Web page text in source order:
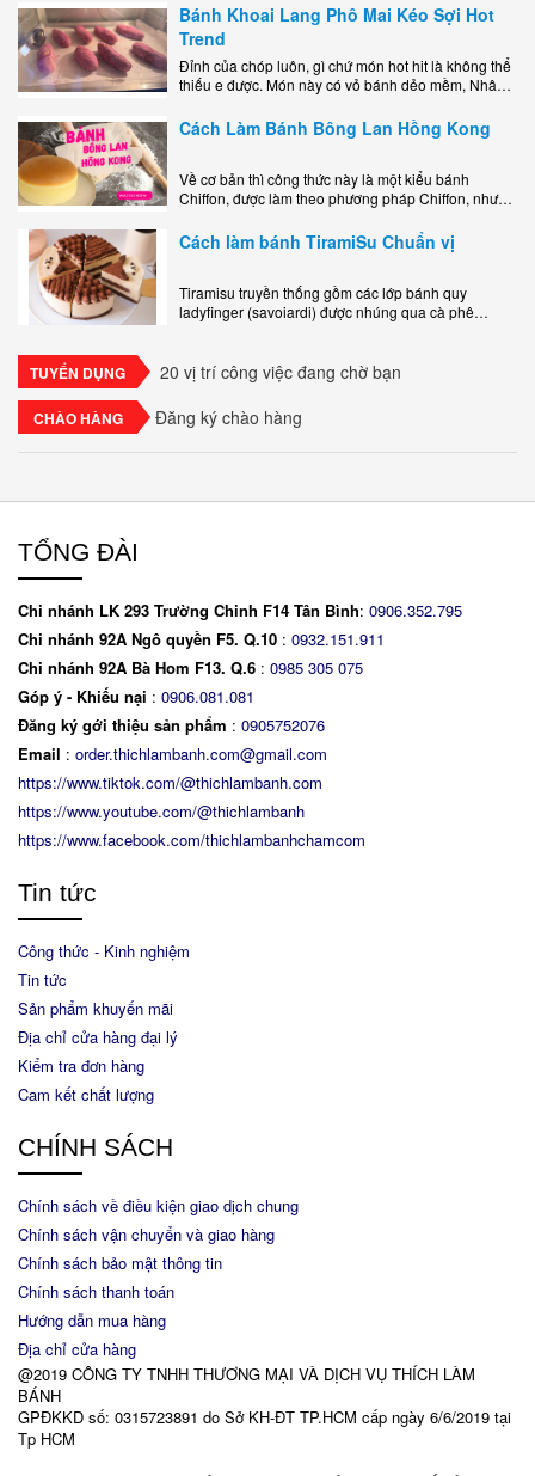
Bánh Khoai Lang Phô Mai Kéo Sợi Hot
Trend
Đỉnh của chóp luôn, gì chứ món hot hit là không thể
thiếu e được. Món này có vỏ bánh dẻo mềm, Nhân
Cách Làm Bánh Bông Lan Hồng Kong
Về cơ bản thì công thức này là một kiểu bánh
Chiffon, được làm theo phương pháp Chiffon, nhưng
ngon, làm..
Cách làm bánh TiramiSu Chuẩn vị
Tiramisu truyền thống gồm các lớp bánh quy
ladyfinger (savoiardi) được nhúng qua cà phê
TUYỂN DỤNG 20 vị trí công việc đang chờ bạn
CHÀO HÀNG Đăng ký chào hàng
TỔNG ĐÀI
Chi nhánh LK 293 Trường Chinh F14 Tân Bình: 0906.352.795
Chi nhánh 92A Ngô quyền F5. Q.10 : 0932.151.911
Chi nhánh 92A Bà Hom F13. Q.6 : 0985 305 075
Góp ý - Khiếu nại : 0906.081.081
Đăng ký gới thiệu sản phẩm : 0905752076
Email : order.thichlambanh.com@gmail.com
https://www.tiktok.com/@thichlambanh.com
https://www.youtube.com/@thichlambanh
https://www.facebook.com/thichlambanhchamcom
Tin tức
Công thức - Kinh nghiệm
Tin tức
Sản phẩm khuyến mãi
Địa chỉ cửa hàng đại lý
Kiểm tra đơn hàng
Cam kết chất lượng
CHÍNH SÁCH
Chính sách về điều kiện giao dịch chung
Chính sách vận chuyển và giao hàng
Chính sách bảo mật thông tin
Chính sách thanh toán
Hướng dẫn mua hàng
Địa chỉ cửa hàng
@2019 CÔNG TY TNHH THƯƠNG MẠI VÀ DỊCH VỤ THÍCH LÀM
BÁNH
GPĐKKD số: 0315723891 do Sở KH-ĐT TP.HCM cấp ngày 6/6/2019 tại
Tp HCM